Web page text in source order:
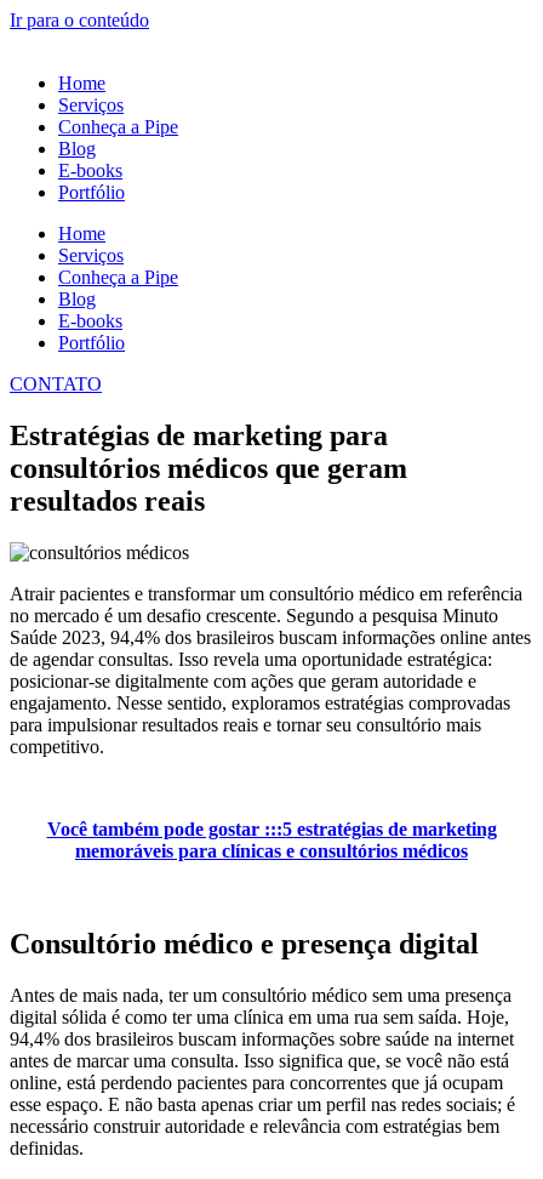
Ir para o conteúdo
Home
Serviços
Conheça a Pipe
Blog
E-books
Portfólio
Home
Serviços
Conheça a Pipe
Blog
E-books
Portfólio
CONTATO
Estratégias de marketing para
consultórios médicos que geram
resultados reais
Atrair pacientes e transformar um consultório médico em referência
no mercado é um desafio crescente. Segundo a pesquisa Minuto
Saúde 2023, 94,4% dos brasileiros buscam informações online antes
de agendar consultas. Isso revela uma oportunidade estratégica:
posicionar-se digitalmente com ações que geram autoridade e
engajamento. Nesse sentido, exploramos estratégias comprovadas
para impulsionar resultados reais e tornar seu consultório mais
competitivo.
Você também pode gostar :::5 estratégias de marketing
memoráveis para clínicas e consultórios médicos
Consultório médico e presença digital
Antes de mais nada, ter um consultório médico sem uma presença
digital sólida é como ter uma clínica em uma rua sem saída. Hoje,
94,4% dos brasileiros buscam informações sobre saúde na internet
antes de marcar uma consulta. Isso significa que, se você não está
online, está perdendo pacientes para concorrentes que já ocupam
esse espaço. E não basta apenas criar um perfil nas redes sociais; é
necessário construir autoridade e relevância com estratégias bem
definidas.